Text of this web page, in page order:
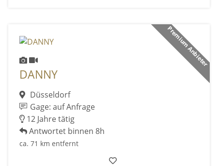
Premium Anbieter
DANNY
Düsseldorf
Gage: auf Anfrage
12 Jahre tätig
Antwortet binnen 8h
ca. 71 km entfernt